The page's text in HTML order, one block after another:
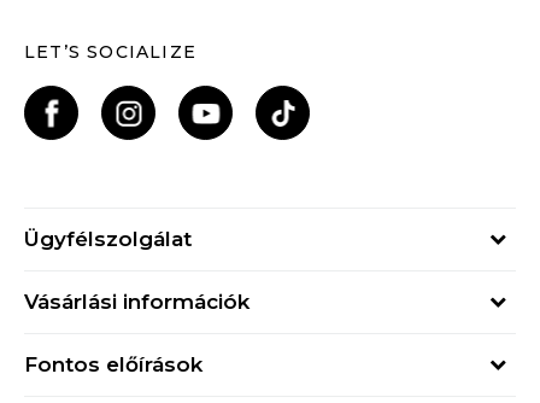
LET’S SOCIALIZE
Ügyfélszolgálat
online@buzzsneakers.hu
Vásárlási információk
Fontos előírások